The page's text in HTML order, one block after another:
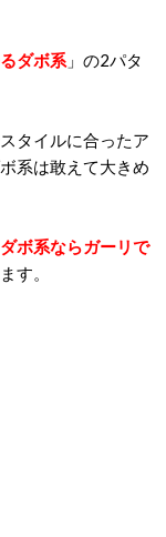
ダボ系 」の2パタ
タイルに合ったア
系は敢えて大きめ
ボ系ならガーリで
す。